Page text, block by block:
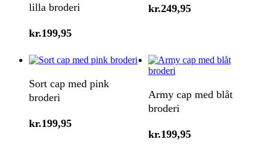
lilla broderi
kr.199,95
kr.249,95
Sort cap med pink
broderi
kr.199,95
Tilføj Til Kurv
Army cap med blåt
broderi
kr.199,95